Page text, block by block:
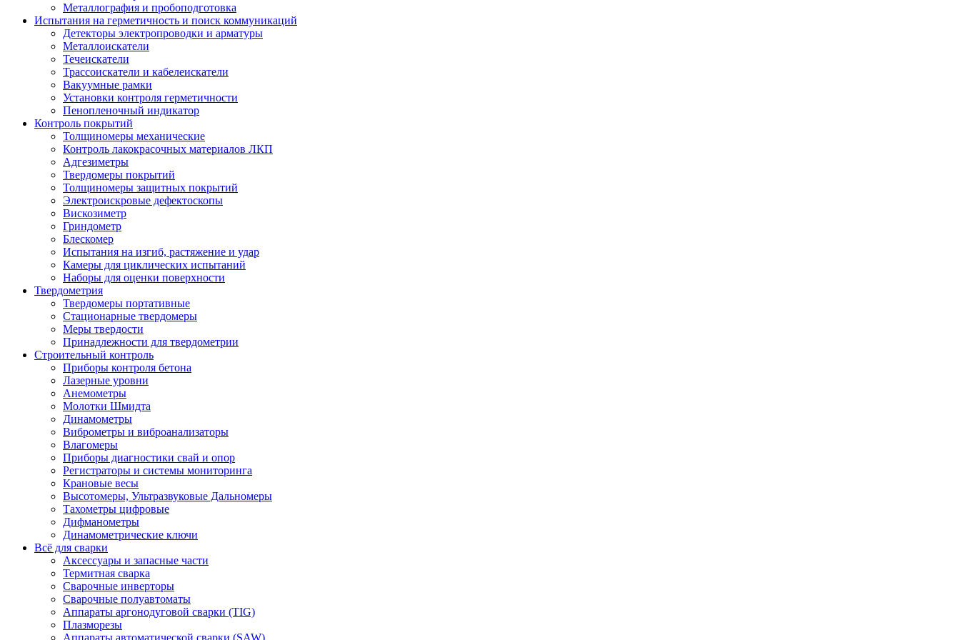
Металлография и пробоподготовка
Испытания на герметичность и поиск коммуникаций
Детекторы электропроводки и арматуры
Металлоискатели
Течеискатели
Трассоискатели и кабелеискатели
Вакуумные рамки
Установки контроля герметичности
Пенопленочный индикатор
Контроль покрытий
Толщиномеры механические
Контроль лакокрасочных материалов ЛКП
Адгезиметры
Твердомеры покрытий
Толщиномеры защитных покрытий
Электроискровые дефектоскопы
Вискозиметр
Гриндометр
Блескомер
Испытания на изгиб, растяжение и удар
Камеры для циклических испытаний
Наборы для оценки поверхности
Твердометрия
Твердомеры портативные
Стационарные твердомеры
Меры твердости
Принадлежности для твердометрии
Строительный контроль
Приборы контроля бетона
Лазерные уровни
Анемометры
Молотки Шмидта
Динамометры
Виброметры и виброанализаторы
Влагомеры
Приборы диагностики свай и опор
Регистраторы и системы мониторинга
Крановые весы
Высотомеры, Ультразвуковые Дальномеры
Тахометры цифровые
Дифманометры
Динамометрические ключи
Всё для сварки
Аксессуары и запасные части
Термитная сварка
Сварочные инверторы
Сварочные полуавтоматы
Аппараты аргонодуговой сварки (TIG)
Плазморезы
Аппараты автоматической сварки (SAW)